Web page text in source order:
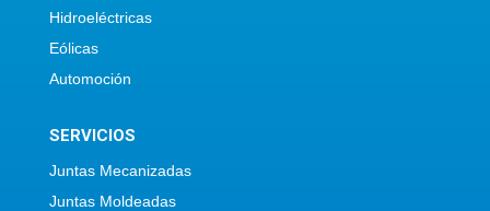
Hidroeléctricas
Eólicas
Automoción
SERVICIOS
Juntas Mecanizadas
Juntas Moldeadas